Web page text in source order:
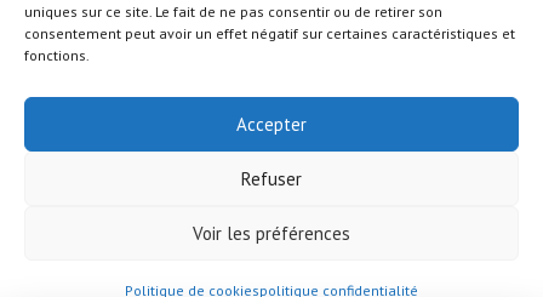
uniques sur ce site. Le fait de ne pas consentir ou de retirer son
consentement peut avoir un effet négatif sur certaines caractéristiques et
fonctions.
Accepter
Refuser
Voir les préférences
Politique de cookiespolitique confidentialité
· Copyright 2026 · All rights
Politique de